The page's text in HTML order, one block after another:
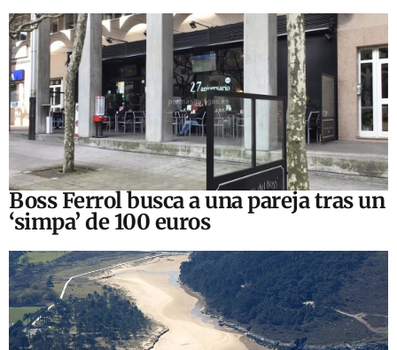
Boss Ferrol busca a una pareja tras un
‘simpa’ de 100 euros